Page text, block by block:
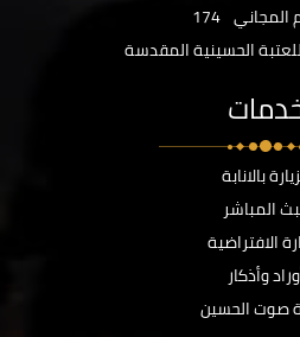
المجاني 174
الحسينية المقدسة
بالانابة
المباشر
الافتراضية
وأذكار
صوت الحسين